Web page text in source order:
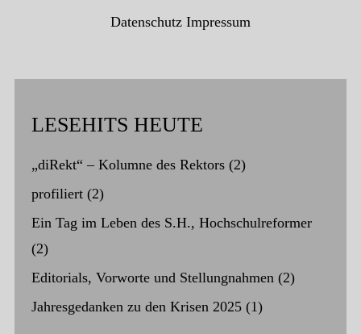
Datenschutz Impressum
LESEHITS HEUTE
„diRekt“ – Kolumne des Rektors (2)
profiliert (2)
Ein Tag im Leben des S.H., Hochschulreformer
(2)
Editorials, Vorworte und Stellungnahmen (2)
Jahresgedanken zu den Krisen 2025 (1)